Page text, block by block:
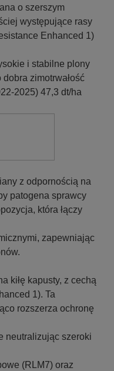
o szerszym
występujące rasy
Enhanced 1)
i stabilne plony
zimotrwałość
2025) 47,3 dt/ha
z odpornością na
patogena sprawcy
która łączy
zapewniając
kiłę kapusty, z cechą
1). Ta
rozszerza ochronę
neutralizując szeroki
(RLM7) oraz